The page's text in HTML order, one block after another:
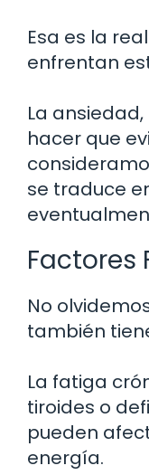
Esa es la
enfrentan
La
hacer que
se traduce
Factores
No
también
La fatiga
tiroides o
pueden
energía.